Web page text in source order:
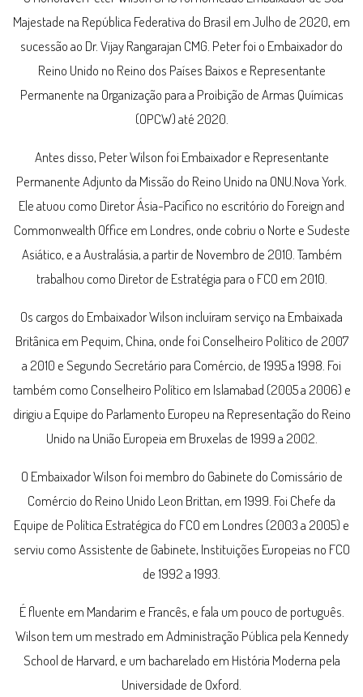
Majestade na República Federativa do Brasil em Julho de 2020, em
sucessão ao Dr. Vijay Rangarajan CMG. Peter foi o Embaixador do
Reino Unido no Reino dos Países Baixos e Representante
Permanente na Organização para a Proibição de Armas Químicas
(OPCW) até 2020.
Antes disso, Peter Wilson foi Embaixador e Representante
Permanente Adjunto da Missão do Reino Unido na ONU.Nova York.
Ele atuou como Diretor Ásia-Pacífico no escritório do Foreign and
Commonwealth Office em Londres, onde cobriu o Norte e Sudeste
Asiático, e a Australásia, a partir de Novembro de 2010. Também
trabalhou como Diretor de Estratégia para o FCO em 2010.
Os cargos do Embaixador Wilson incluíram serviço na Embaixada
Britânica em Pequim, China, onde foi Conselheiro Político de 2007
a 2010 e Segundo Secretário para Comércio, de 1995 a 1998. Foi
também como Conselheiro Político em Islamabad (2005 a 2006) e
dirigiu a Equipe do Parlamento Europeu na Representação do Reino
Unido na União Europeia em Bruxelas de 1999 a 2002.
O Embaixador Wilson foi membro do Gabinete do Comissário de
Comércio do Reino Unido Leon Brittan, em 1999. Foi Chefe da
Equipe de Política Estratégica do FCO em Londres (2003 a 2005) e
serviu como Assistente de Gabinete, Instituições Europeias no FCO
de 1992 a 1993.
É fluente em Mandarim e Francês, e fala um pouco de português.
Wilson tem um mestrado em Administração Pública pela Kennedy
School de Harvard, e um bacharelado em História Moderna pela
Universidade de Oxford.